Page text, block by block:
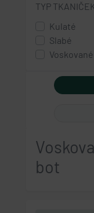
TYP
Kulaté
Slabé
Voskované
bot